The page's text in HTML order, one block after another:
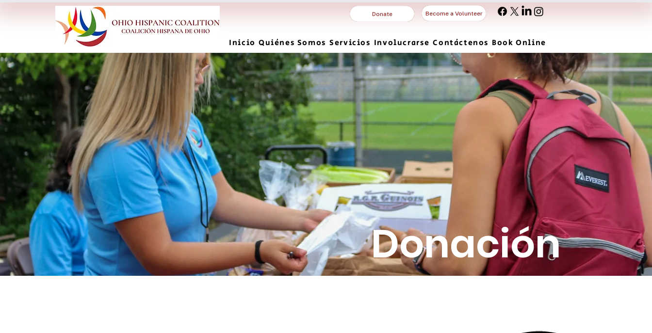
Donate Become a Volunteer
Inicio Quiénes Somos Servicios Involucrarse Contáctenos Book Online
Donación